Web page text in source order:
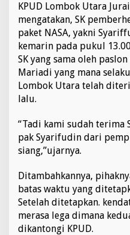
KPUD Lombok Utara
mengatakan, SK
paket NASA, yakni
kemarin pada pukul
SK yang sama oleh
Mariadi yang mana
Lombok Utara telah
lalu.
“Tadi kami sudah
pak Syarifudin dari
siang,”ujarnya.
Ditambahkannya,
batas waktu yang
Setelah ditetapkan.
merasa lega dimana
dikantongi KPUD.